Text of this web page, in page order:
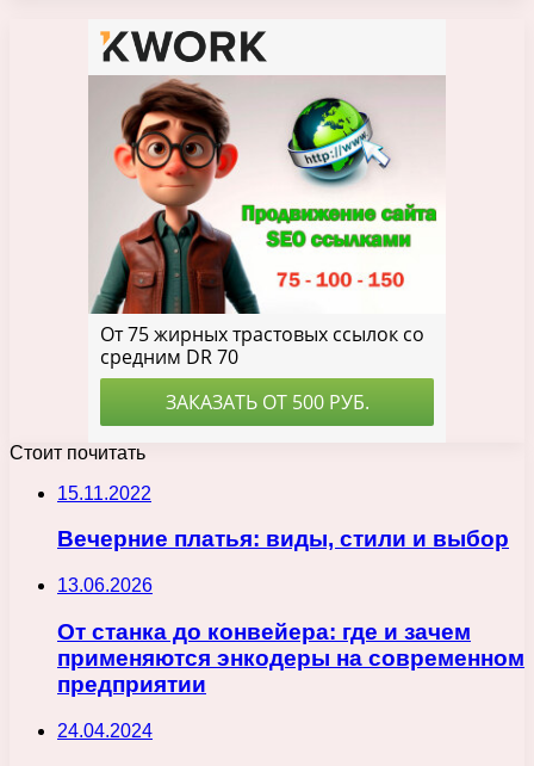
Стоит почитать
15.11.2022
Вечерние платья: виды, стили и выбор
13.06.2026
От станка до конвейера: где и зачем
применяются энкодеры на современном
предприятии
24.04.2024